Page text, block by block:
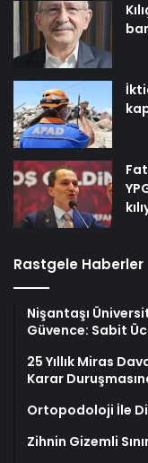
Rastgele Haberler
Nişantaşı
Güvence: Sabit
25 Yıllık Miras
Karar
Ortopodoloji İle
Zihnin Gizemli